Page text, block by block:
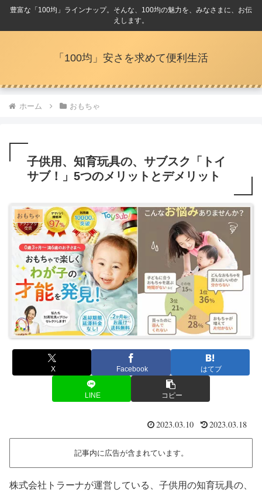
豊富な「100均」ラインナップ。そんな、100均の魅力を、みなさまに、お伝
えします。
「100均」安さを求めて便利生活
ホーム おもちゃ
子供用、知育玩具の、サブスク「トイ
サブ！」5つのメリットとデメリット
おもちゃ
X Facebook はてブ
LINE コピー
2023.03.10 2023.03.18
記事内に広告が含まれています。
株式会社トラーナが運営している、子供用の知育玩具の、